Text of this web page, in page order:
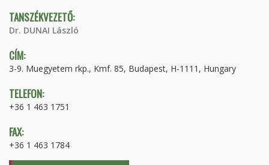
TANSZÉKVEZETŐ:
Dr. DUNAI László
CÍM:
3-9. Muegyetem rkp., Kmf. 85, Budapest, H-1111, Hungary
TELEFON:
+36 1 463 1751
FAX:
+36 1 463 1784